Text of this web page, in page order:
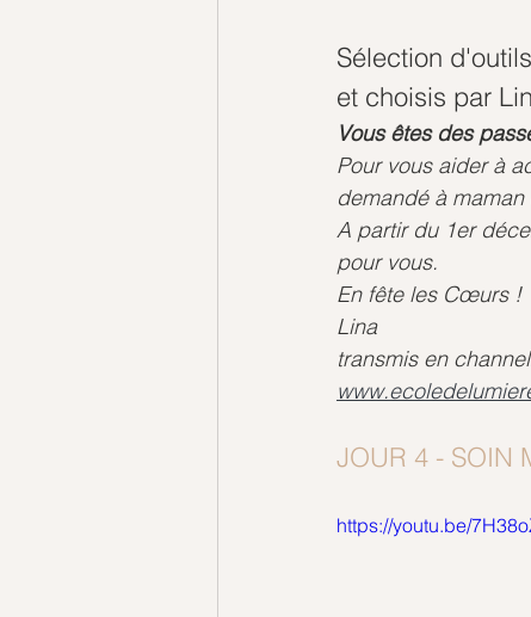
Sélection
et choisis par
Vous êtes des
Pour vous aider à
demandé à
A partir du 1er
pour vous.
En fête les Cœurs !
Lina
transmis en
JOUR 4 - SOIN
https://youtu.be/